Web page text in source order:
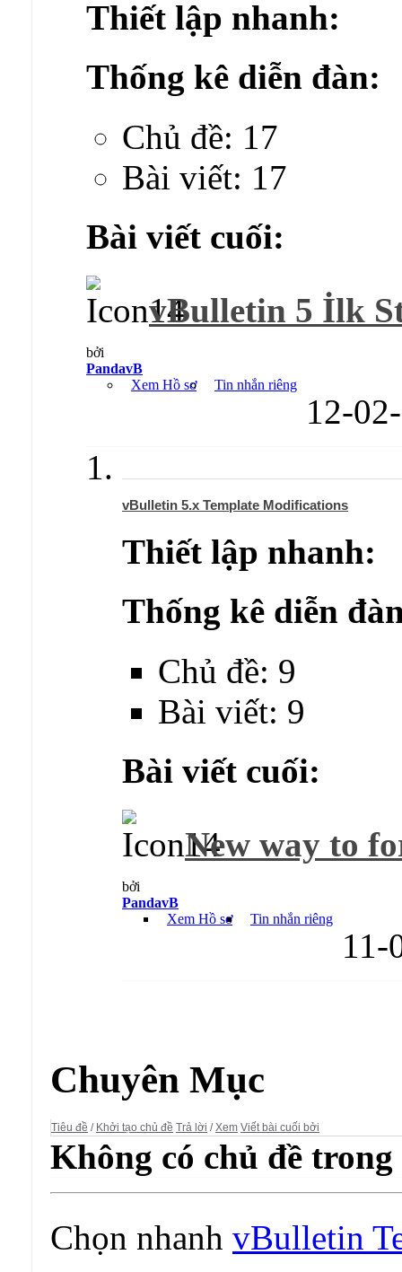
Thiết lập nhanh:
Thống kê diễn đàn:
Chủ đề: 17
Bài viết: 17
Bài viết cuối:
vBulletin 5 İlk
bởi
PandavB
Xem Hồ sơ
Tin nhắn riêng
12-
vBulletin 5.x Template Modifications
Thiết lập nhanh:
Thống kê diễn
Chủ đề: 9
Bài viết: 9
Bài viết cuối:
New way to
bởi
PandavB
Xem Hồ sơ
Tin nhắn riêng
11-
Chuyên Mục
Tiêu đề / Khởi tạo chủ đề Trả lời /Xem Viết bài cuối bởi
Không có chủ đề
Chọn nhanh vBulletin